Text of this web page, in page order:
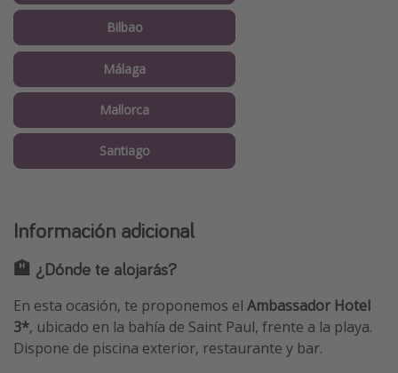
Bilbao
Málaga
Mallorca
Santiago
Información adicional
🏨 ¿Dónde te alojarás?
En esta ocasión, te proponemos el Ambassador Hotel
3*, ubicado en la bahía de Saint Paul, frente a la playa.
Dispone de piscina exterior, restaurante y bar.